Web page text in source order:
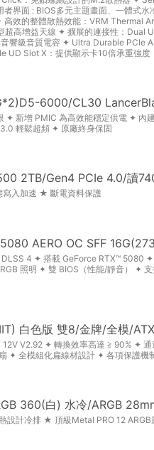
界面 : BIOS多元主題畫面、一體式
效的整體散熱效能：VRM Thermal
超高增益天線 ✦ 擴展的連接性：
響級音質電容 ✦ Ultra Durable PCIe
UD Slot X：提供顯示卡10倍承重強度
6000/CL30
✦ 新增 PMIC 為高效能穩定供電 ✦ 內
輕鬆超頻 ✦ 原廠終身保固
2TB/Gen4 PCIe 4.0/讀
入加速 ★ 斷電資料保護
AERO OC SFF
4 ✦ 搭載 GeForce RTX™ 5080
照明 ✦ 雙 BIOS（性能/靜音） ✦
白色版 雙8/金牌/全模/
12V V2.92 ✦ 轉換效率高達 ≧ 90% ✦
✦ 全模組化扁線材設計 ✦ 各項保護機
360(白) 水冷/ARGB
設計冷排 ★ 頂級Metal PRO 12